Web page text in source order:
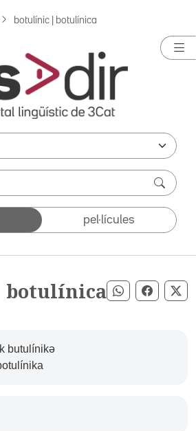
botulínic | botulínica
pel·lícules
Compartir
butulínikə